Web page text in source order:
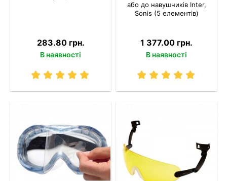
283.80 грн.
В наявності
або до навушників Inter,
Sonis (5 елементів)
1 377.00 грн.
В наявності